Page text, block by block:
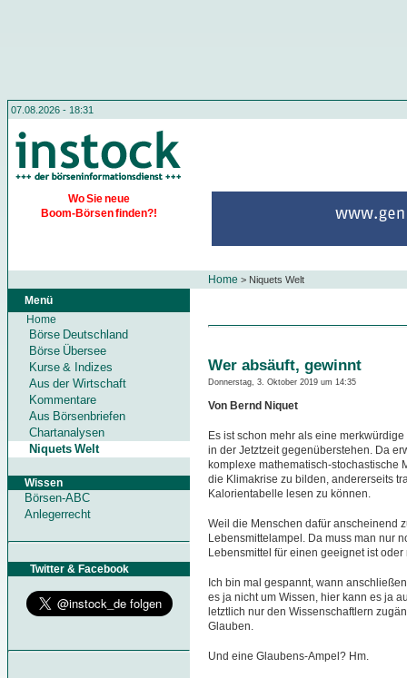
07.08.2026 - 18:31
Wo Sie neue
Boom-Börsen finden?!
Home > Niquets Welt
Menü
Home
Börse Deutschland
Börse Übersee
Kurse & Indizes
Aus der Wirtschaft
Kommentare
Aus Börsenbriefen
Chartanalysen
Niquets Welt
Wissen
Börsen-ABC
Anlegerrecht
Twitter & Facebook
Wer absäuft, gewinnt
Donnerstag, 3. Oktober 2019 um 14:35
Von Bernd Niquet
Es ist schon mehr als eine
in der Jetztzeit gegenüberstehen. Da
komplexe mathematisch-stochastische
die Klimakrise zu bilden, andererseits
Kalorientabelle lesen zu können.
Weil die Menschen dafür anscheinend
Lebensmittelampel. Da muss man nur
Lebensmittel für einen geeignet ist oder
Ich bin mal gespannt, wann
es ja nicht um Wissen, hier kann es ja
letztlich nur den Wissenschaftlern
Glauben.
Und eine Glaubens-Ampel? Hm.